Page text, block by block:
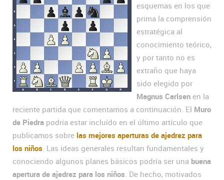
esquemas en los que
prima la comprensión
estratégica al
conocimiento teórico,
y por tanto no es
extraño que haya
sido elegido por
Magnus Carlsen en la
reciente partida que comentamos a continuación. El Muro
de Piedra podría estar incluído en el último artículo que
publicamos sobre las mejores aperturas de ajedrez para
los niños. Las ideas generales resultan fundamentales y
conociendo algunos planes básicos podría ser una buena
apertura de ajedrez para los niños. De hecho, motivados